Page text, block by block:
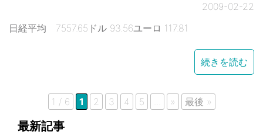
2009-02-22
日経平均 7557.65ドル 93.56ユーロ 117.81
続きを読む
1 / 6 1 2 3 4 5 » 最後 »
最新記事